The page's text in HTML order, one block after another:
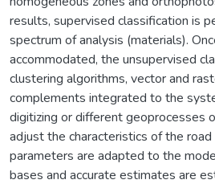
results, supervised classification is
spectrum of analysis (materials).
accommodated, the unsupervised
clustering algorithms, vector and
complements integrated to the
digitizing or different geoprocesses
adjust the characteristics of the
parameters are adapted to the
bases and accurate estimates are